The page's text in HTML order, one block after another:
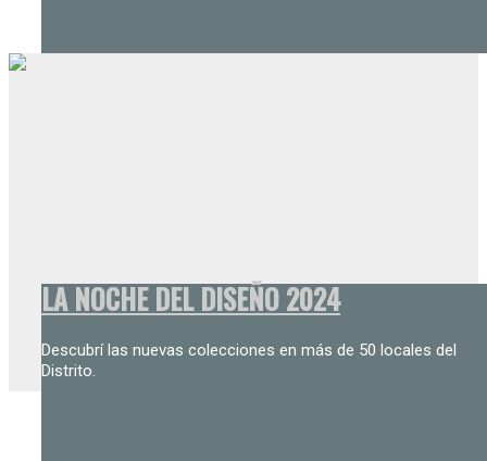
LA NOCHE DEL DISEÑO 2024
Descubrí las nuevas colecciones en más de 50 locales del
Distrito.